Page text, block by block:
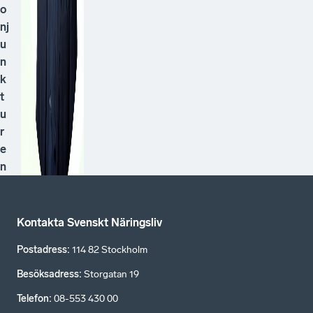
o
nj
u
n
k
t
u
r
e
n
Kontakta Svenskt Näringsliv
Postadress: 114 82 Stockholm
Besöksadress: Storgatan 19
Telefon: 08-553 430 00